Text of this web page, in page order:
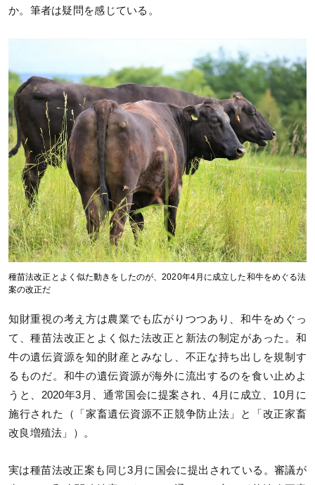
か。筆者は疑問を感じている。
種苗法改正とよく似た動きをしたのが、2020年4月に成立した和牛をめぐる法
案の改正だ
知財重視の考え方は農業でも広がりつつあり、和牛をめぐっ
て、種苗法改正とよく似た法改正と新法の制定があった。和
牛の遺伝資源を知的財産とみなし、不正な持ち出しを規制す
るものだ。和牛の遺伝資源が海外に流出するのを食い止めよ
うと、2020年3月、通常国会に提案され、4月に成立、10月に
施行された（「家畜遺伝資源不正競争防止法」と「改正家畜
改良増殖法」）。
実は種苗法改正案も同じ3月に国会に提出されている。審議が